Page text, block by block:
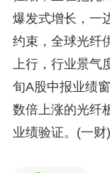
爆发式增长，一
约束，全球光纤
上行，行业景气
旬A股中报业绩
数倍上涨的光纤
业绩验证。(一财)